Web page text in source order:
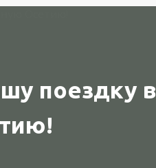
поездку в